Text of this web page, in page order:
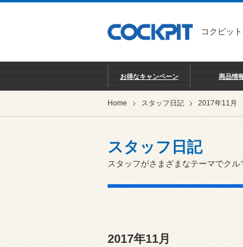
コクピッ
お得なキャンペーン 商品情
Home スタッフ日記 2017年11月
スタッフ日記
スタッフがさまざまなテーマでクル
2017年11月